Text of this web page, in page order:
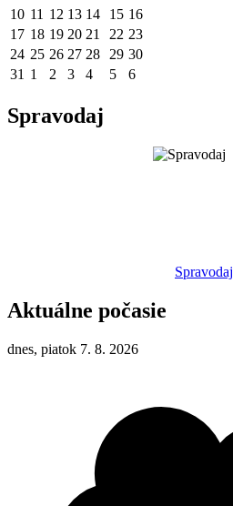
10 11 12 13 14 15 16
17 18 19 20 21 22 23
24 25 26 27 28 29 30
31 1 2 3 4 5 6
Spravodaj
Spravodaj
Aktuálne počasie
dnes, piatok 7. 8. 2026